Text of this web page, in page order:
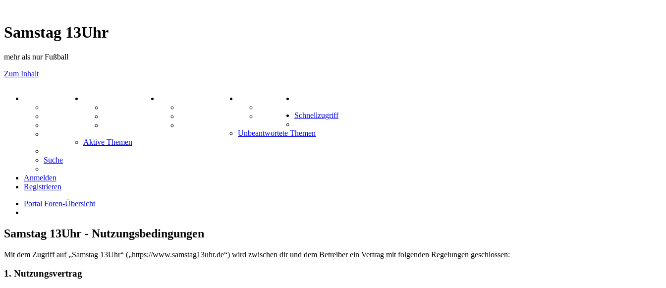
Samstag 13Uhr
mehr als nur Fußball
Zum Inhalt
Comunio
Schnellzugriff
Unbeantwortete Themen
Aktive Themen
Suche
Anmelden
Registrieren
Portal Foren-Übersicht
Samstag 13Uhr - Nutzungsbedingungen
Mit dem Zugriff auf „Samstag 13Uhr“ („https://www.samstag13uhr.de“) wird zwischen dir und dem Betreiber ein Vertrag mit folgenden Regelungen geschlossen:
1. Nutzungsvertrag